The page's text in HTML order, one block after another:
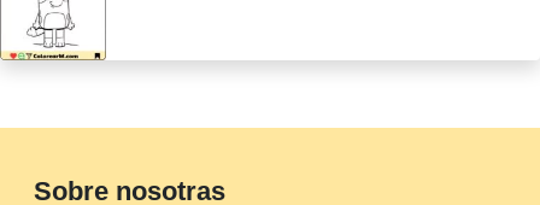
Sobre nosotras